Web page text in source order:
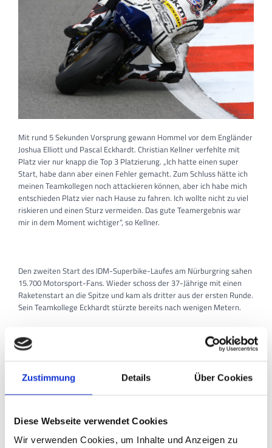
Zustimmung Details Über Cookies
Diese Webseite verwendet Cookies
Wir verwenden Cookies, um Inhalte und Anzeigen zu
Mit rund 5 Sekunden Vorsprung gewann Hommel vor dem Engländer
Joshua Elliott und Pascal Eckhardt. Christian Kellner verfehlte mit
Platz vier nur knapp die Top 3 Platzierung. „Ich hatte einen super
Start, habe dann aber einen Fehler gemacht. Zum Schluss hätte ich
meinen Teamkollegen noch attackieren können, aber ich habe mich
entschieden Platz vier nach Hause zu fahren. Ich wollte nicht zu viel
riskieren und einen Sturz vermeiden. Das gute Teamergebnis war
mir in dem Moment wichtiger“, so Kellner.
Den zweiten Start des IDM-Superbike-Laufes am Nürburgring sahen
15.700 Motorsport-Fans. Wieder schoss der 37-Jährige mit einen
Raketenstart an die Spitze und kam als dritter aus der ersten Runde.
Sein Teamkollege Eckhardt stürzte bereits nach wenigen Metern.
wenigen Runden aus dem Staub. Lediglich Sebastien Diss konnte die
Verfolgung aufnehmen. Christian Kellner hatte ab Rennmitte mit
„Meine Reifen haben sich auf der Felge gedreht und ich habe starkes
Chattering bekommen. Ich musste absolut Tempo rausnehmen, denn